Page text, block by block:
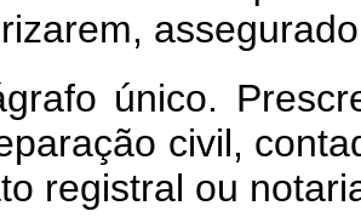
único.
civil,
registral ou